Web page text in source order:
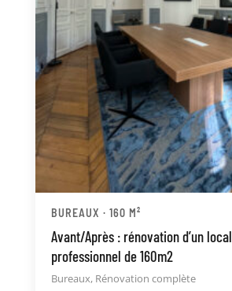
BUREAUX · 160 M²
Avant/Après : rénovation d’un local
professionnel de 160m2
Bureaux, Rénovation complète